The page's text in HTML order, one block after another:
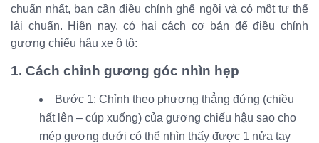
chuẩn nhất, bạn cần điều chỉnh ghế ngồi và có một tư thế
lái chuẩn. Hiện nay, có hai cách cơ bản để điều chỉnh
gương chiếu hậu xe ô tô:
1. Cách chỉnh gương góc nhìn hẹp
Bước 1: Chỉnh theo phương thẳng đứng (chiều
hất lên – cúp xuống) của gương chiếu hậu sao cho
mép gương dưới có thể nhìn thấy được 1 nửa tay